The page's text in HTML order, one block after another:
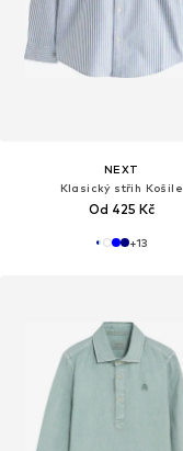
NEXT
Klasický střih Košile
Od 425 Kč
+13